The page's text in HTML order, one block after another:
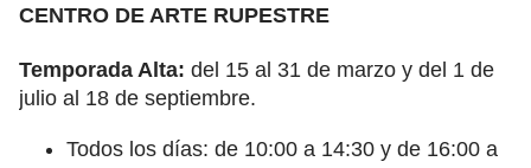
CENTRO DE ARTE RUPESTRE
Temporada Alta: del 15 al 31 de marzo y del 1 de
julio al 18 de septiembre.
Todos los días: de 10:00 a 14:30 y de 16:00 a